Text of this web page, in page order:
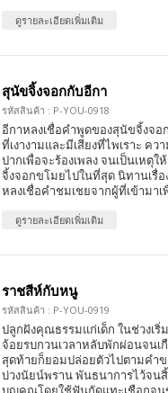
ดูรายละเอียดเพิ่มเติม
สุนัขจิ้งจอกกับอีกา
รหัสสินค้า : P-YOU-0918
อีกาหลงเชื่อคำพูดของสุนัขจิ้งจอ
ที่เงางามและมีเสียงที่ไพเราะ ค
ปากเพื่อจะร้องเพลง จนเป็นเหตุ
จิ้งจอกขโมยไปในที่สุด นิทานเรื่อ
หลงเชื่อคำชมเชยจากผู้ที่เข้ามา
ดูรายละเอียดเพิ่มเติม
ราชสีห์กับหนู
รหัสสินค้า : P-YOU-0919
ปลูกฝังคุณธรรมแก่เด็ก ในช่วงเ
จ้อยรบกวนเวลาหลับพักผ่อนจนเ
สุดท้ายก็ยอมปล่อยตัวไปตามคำข
บ่วงนัยน์พราน พันธนาการไว้จน